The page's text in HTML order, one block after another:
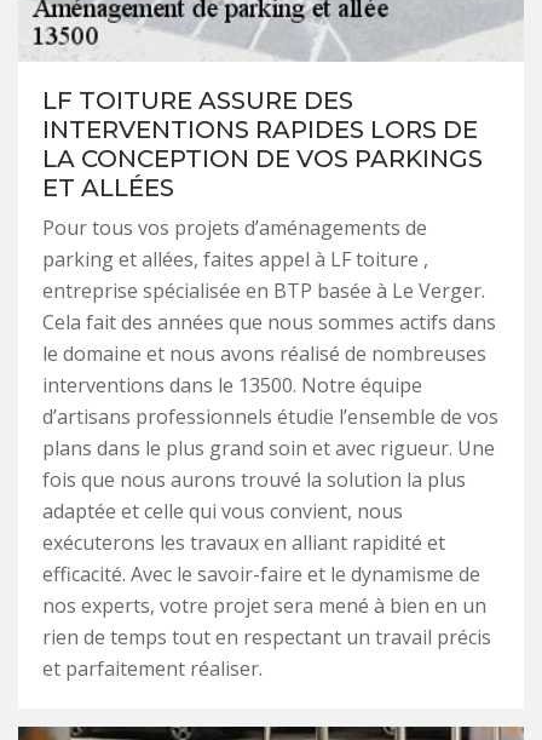
LF TOITURE ASSURE DES
INTERVENTIONS RAPIDES LORS DE
LA CONCEPTION DE VOS PARKINGS
ET ALLÉES
Pour tous vos projets d’aménagements de
parking et allées, faites appel à LF toiture ,
entreprise spécialisée en BTP basée à Le Verger.
Cela fait des années que nous sommes actifs dans
le domaine et nous avons réalisé de nombreuses
interventions dans le 13500. Notre équipe
d’artisans professionnels étudie l’ensemble de vos
plans dans le plus grand soin et avec rigueur. Une
fois que nous aurons trouvé la solution la plus
adaptée et celle qui vous convient, nous
exécuterons les travaux en alliant rapidité et
efficacité. Avec le savoir-faire et le dynamisme de
nos experts, votre projet sera mené à bien en un
rien de temps tout en respectant un travail précis
et parfaitement réaliser.